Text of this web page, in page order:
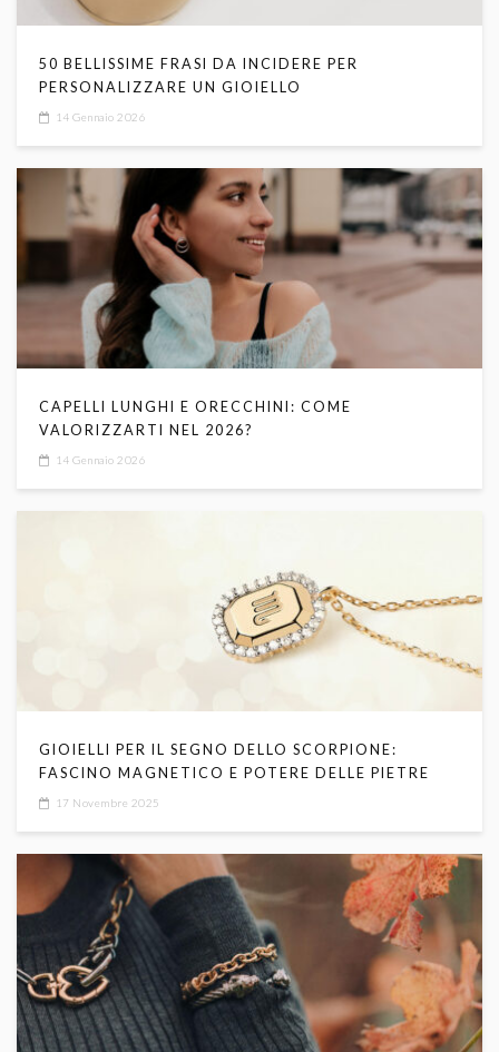
50 BELLISSIME FRASI DA INCIDERE PER
PERSONALIZZARE UN GIOIELLO
14 Gennaio 2026
CAPELLI LUNGHI E ORECCHINI: COME
VALORIZZARTI NEL 2026?
14 Gennaio 2026
GIOIELLI PER IL SEGNO DELLO SCORPIONE:
FASCINO MAGNETICO E POTERE DELLE PIETRE
17 Novembre 2025